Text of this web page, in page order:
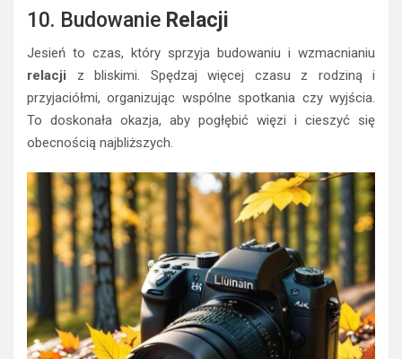
10. Budowanie Relacji
Jesień to czas, który sprzyja budowaniu i wzmacnianiu
relacji z bliskimi. Spędzaj więcej czasu z rodziną i
przyjaciółmi, organizując wspólne spotkania czy wyjścia.
To doskonała okazja, aby pogłębić więzi i cieszyć się
obecnością najbliższych.